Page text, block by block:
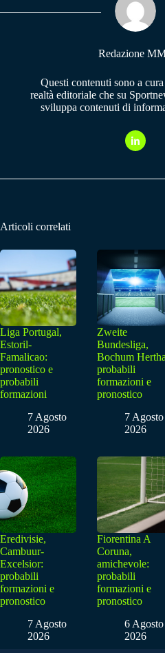
pp m
Redazione
Questi contenuti sono a
realtà editoriale che su
sviluppa contenuti di
Articoli correlati
Liga Portugal,
Estoril-
Famalicao:
pronostico e
probabili
formazioni
7 Agosto
2026
Zweite
Bundesliga,
Bochum
probabili
formazioni e
pronostico
7 Agosto
2026
Eredivisie,
Cambuur-
Excelsior:
probabili
formazioni e
pronostico
7 Agosto
2026
Fiorentina A
Coruna,
amichevole:
probabili
formazioni e
pronostico
6 Agosto
2026